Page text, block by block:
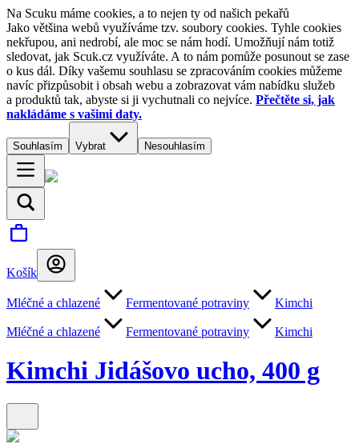
Na Scuku máme cookies, a to nejen ty od našich pekařů
Jako většina webů využíváme tzv. soubory cookies. Tyhle cookies
nekřupou, ani nedrobí, ale moc se nám hodí. Umožňují nám totiž
sledovat, jak Scuk.cz využíváte. A to nám pomůže posunout se zase
o kus dál. Díky vašemu souhlasu se zpracováním cookies můžeme
navíc přizpůsobit i obsah webu a zobrazovat vám nabídku služeb
a produktů tak, abyste si ji vychutnali co nejvíce. Přečtěte si, jak
nakládáme s vašimi daty.
Souhlasím Vybrat Nesouhlasím
Košík
Mléčné a chlazené Fermentované potraviny Kimchi
Mléčné a chlazené Fermentované potraviny Kimchi
Kimchi Jidášovo ucho, 400 g